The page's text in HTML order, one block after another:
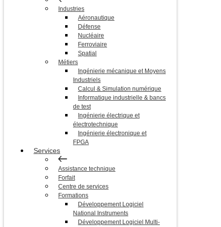
Industries
Aéronautique
Défense
Nucléaire
Ferroviaire
Spatial
Métiers
Ingénierie mécanique et Moyens
Industriels
Calcul & Simulation numérique
Informatique industrielle & bancs
de test
Ingénierie électrique et
électrotechnique
Ingénierie électronique et
FPGA
Services
Assistance technique
Forfait
Centre de services
Formations
Développement Logiciel
National Instruments
Développement Logiciel Multi-